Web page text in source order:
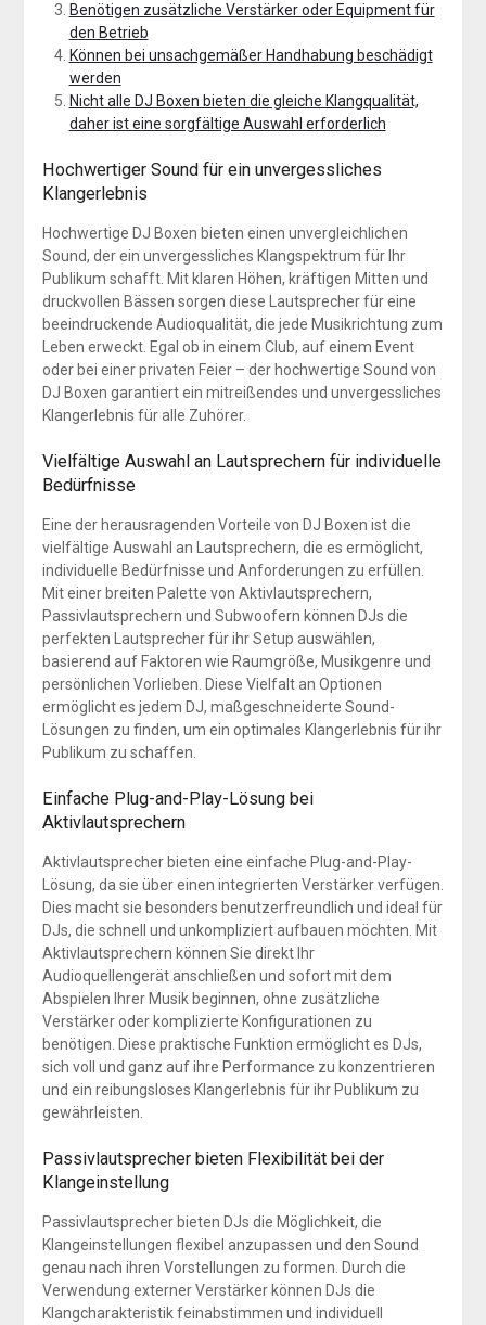
Benötigen zusätzliche Verstärker oder Equipment für
den Betrieb
Können bei unsachgemäßer Handhabung beschädigt
werden
Nicht alle DJ Boxen bieten die gleiche Klangqualität,
daher ist eine sorgfältige Auswahl erforderlich
Hochwertiger Sound für ein unvergessliches
Klangerlebnis
Hochwertige DJ Boxen bieten einen unvergleichlichen
Sound, der ein unvergessliches Klangspektrum für Ihr
Publikum schafft. Mit klaren Höhen, kräftigen Mitten und
druckvollen Bässen sorgen diese Lautsprecher für eine
beeindruckende Audioqualität, die jede Musikrichtung zum
Leben erweckt. Egal ob in einem Club, auf einem Event
oder bei einer privaten Feier – der hochwertige Sound von
DJ Boxen garantiert ein mitreißendes und unvergessliches
Klangerlebnis für alle Zuhörer.
Vielfältige Auswahl an Lautsprechern für individuelle
Bedürfnisse
Eine der herausragenden Vorteile von DJ Boxen ist die
vielfältige Auswahl an Lautsprechern, die es ermöglicht,
individuelle Bedürfnisse und Anforderungen zu erfüllen.
Mit einer breiten Palette von Aktivlautsprechern,
Passivlautsprechern und Subwoofern können DJs die
perfekten Lautsprecher für ihr Setup auswählen,
basierend auf Faktoren wie Raumgröße, Musikgenre und
persönlichen Vorlieben. Diese Vielfalt an Optionen
ermöglicht es jedem DJ, maßgeschneiderte Sound-
Lösungen zu finden, um ein optimales Klangerlebnis für ihr
Publikum zu schaffen.
Einfache Plug-and-Play-Lösung bei
Aktivlautsprechern
Aktivlautsprecher bieten eine einfache Plug-and-Play-
Lösung, da sie über einen integrierten Verstärker verfügen.
Dies macht sie besonders benutzerfreundlich und ideal für
DJs, die schnell und unkompliziert aufbauen möchten. Mit
Aktivlautsprechern können Sie direkt Ihr
Audioquellengerät anschließen und sofort mit dem
Abspielen Ihrer Musik beginnen, ohne zusätzliche
Verstärker oder komplizierte Konfigurationen zu
benötigen. Diese praktische Funktion ermöglicht es DJs,
sich voll und ganz auf ihre Performance zu konzentrieren
und ein reibungsloses Klangerlebnis für ihr Publikum zu
gewährleisten.
Passivlautsprecher bieten Flexibilität bei der
Klangeinstellung
Passivlautsprecher bieten DJs die Möglichkeit, die
Klangeinstellungen flexibel anzupassen und den Sound
genau nach ihren Vorstellungen zu formen. Durch die
Verwendung externer Verstärker können DJs die
Klangcharakteristik feinabstimmen und individuell